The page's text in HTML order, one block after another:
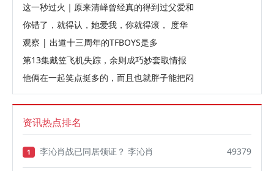
这一秒过火｜原来清峄曾经真的得到过父爱和
你错了，就得认，她爱我，你就得滚， 度华
观察 | 出道十三周年的TFBOYS是多
第13集戴笠飞机失踪，余则成巧妙套取情报
他俩在一起笑点挺多的，而且也就胖子能把闷
资讯热点排名
1 李沁肖战已同居领证？ 李沁肖 49379